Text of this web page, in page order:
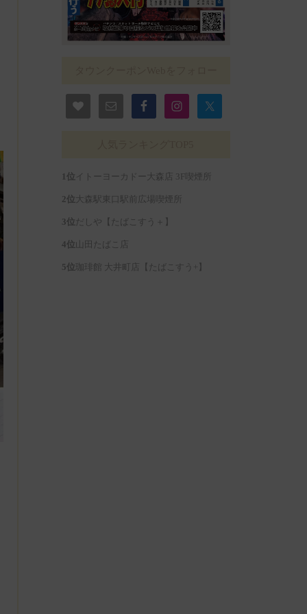
イトーヨーカドー大森店 3F喫煙所
大森駅東口駅前広場喫煙所
だしや【たばこすう＋】
山田たばこ店
珈琲館 大井町店【たばこすう+】